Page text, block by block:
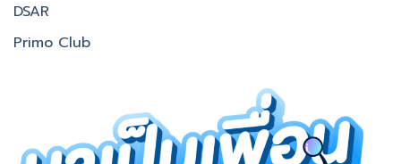
DSAR
Primo Club